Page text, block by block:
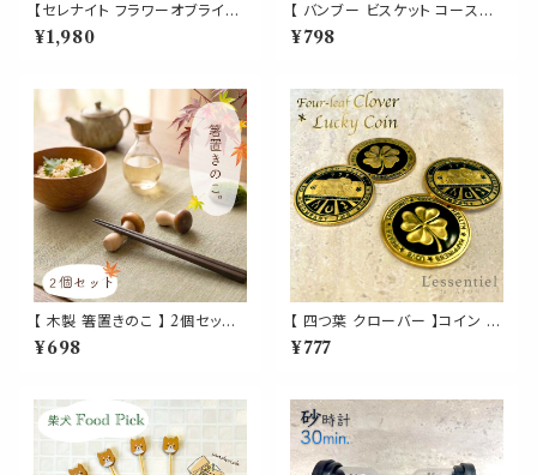
【セレナイト フラワーオブライフ
プレート】 天然石 浄化プレート
エネルギー チャージ ゴールド刻
円形 インテリア ヒーリング ギフ
¥1,980
【 バンブー ビスケット コースタ
ー】1枚 竹製 ナチュラル 北欧 お
しゃれ カフェ 受け皿 カップコー
方形 お菓子 インテリア ギフト
プレゼント 贈り物 お祝い 新築
祝い かわいい キッチン シンプル
¥798
【 木製 箸置きのこ 】 2個セット
きのこ キノコ 箸置き しめじ な
めこ 内祝い 結婚祝い 新築祝い
アップ 運気上昇 オブジェ イン
テリア カトラリー キッチン 雑貨
アイテム おしゃれ かわいい お
もしろい
¥698
【 四つ葉 クローバー 】コイン 1
枚 ゴールド 象 金 健康 恋愛 幸
運 メダル 投資 金運 仕事 上昇
ット パチンコ インテリア オブジ
ェ
¥777